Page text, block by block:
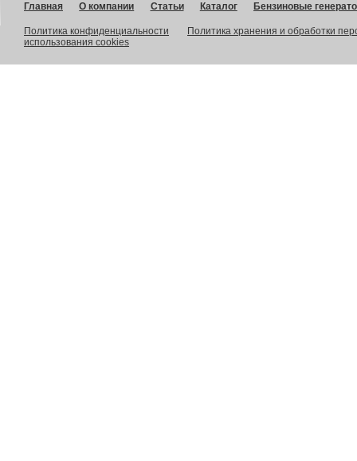
Главная О компании Статьи Каталог Бензиновые
Политика конфиденциальности
Политика хранения и обработки
использования cookies